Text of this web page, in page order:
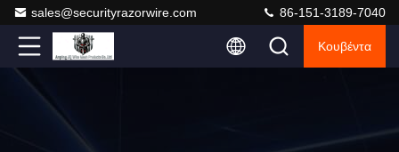
sales@securityrazorwire.com 86-151-3189-7040
Κουβέντα